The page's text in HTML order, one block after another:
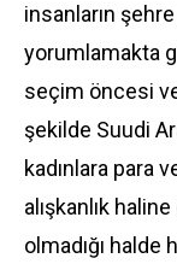
insanların
yorumlamakta
seçim öncesi
şekilde Suudi
kadınlara para
alışkanlık
olmadığı halde